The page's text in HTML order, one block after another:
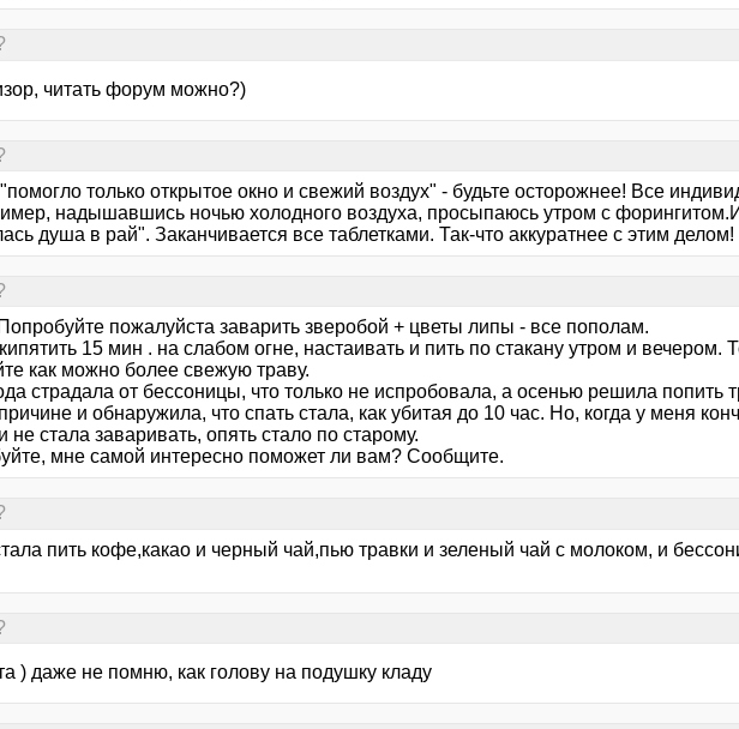
читать форум можно?)
только открытое окно и свежий воздух" - будьте осторожнее! Все
надышавшись ночью холодного воздуха, просыпаюсь утром с
душа в рай". Заканчивается все таблетками. Так-что аккуратнее с этим делом!
пожалуйста заварить зверобой + цветы липы - все пополам.
15 мин . на слабом огне, настаивать и пить по стакану утром и вечером.
как можно более свежую траву.
страдала от бессоницы, что только не испробовала, а осенью решила попить
и обнаружила, что спать стала, как убитая до 10 час. Но, когда у меня
не стала заваривать, опять стало по старому.
мне самой интересно поможет ли вам? Сообщите.
пить кофе,какао и черный чай,пью травки и зеленый чай с молоком, и
) даже не помню, как голову на подушку кладу